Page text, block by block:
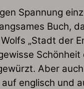
Spannung
Buch,
„Stadt der
Aber
englisch und